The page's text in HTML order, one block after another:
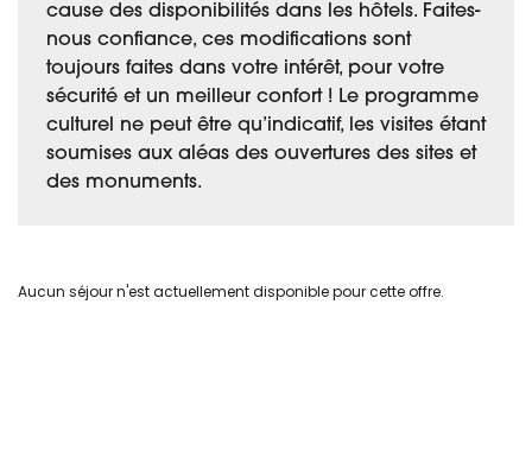
cause des disponibilités dans les hôtels. Faites-
nous confiance, ces modifications sont
toujours faites dans votre intérêt, pour votre
sécurité et un meilleur confort ! Le programme
culturel ne peut être qu’indicatif, les visites étant
soumises aux aléas des ouvertures des sites et
des monuments.